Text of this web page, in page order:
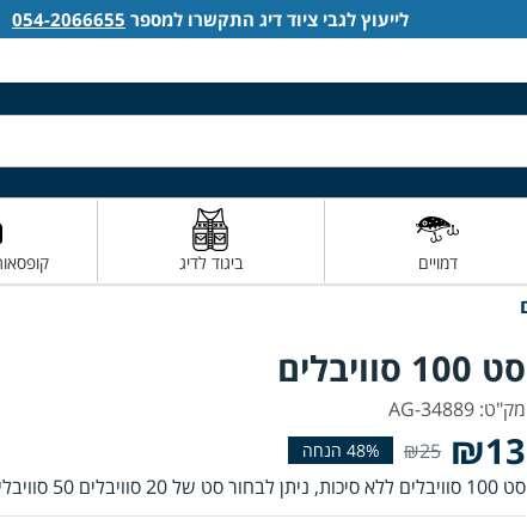
דמויים ביגוד לדיג
סט 100 סוויבלים
מק"ט: AG-34889
₪13
₪25
סט 100 סוויבלים ללא סיכות, ניתן לבחור סט של 20 סוויבלים 50 סוויבלים או 100
לייעוץ לגבי ציוד דיג התקשרו למספר 054-2066655